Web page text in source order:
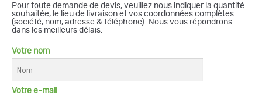
Pour toute demande de devis, veuillez nous indiquer la quantité
souhaitée, le lieu de livraison et vos coordonnées complètes
(société, nom, adresse & téléphone). Nous vous répondrons
dans les meilleurs délais.
Votre nom
Votre e-mail